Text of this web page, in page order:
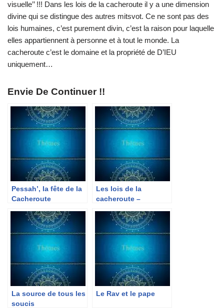
visuelle’’ !!! Dans les lois de la cacheroute il y a une dimension
divine qui se distingue des autres mitsvot. Ce ne sont pas des
lois humaines, c’est purement divin, c’est la raison pour laquelle
elles appartiennent à personne et à tout le monde. La
cacheroute c’est le domaine et la propriété de D’IEU
uniquement…
Envie De Continuer !!
Pessah’, la fête de la
Cacheroute
Les lois de la
cacheroute –
La source de tous les
soucis
Le Rav et le pape